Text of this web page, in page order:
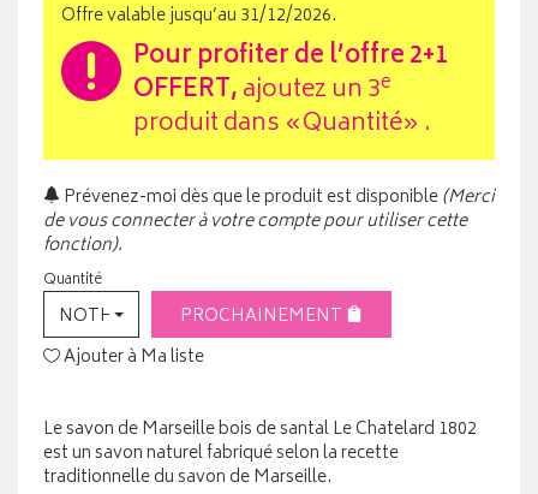
Offre valable jusqu’au 31/12/2026.
Pour profiter de l’offre2+1
OFFERT,ajoutez un 3e
produit dans «Quantité» .
Prévenez-moi dès que le produit est disponible(Merci
de vous connecter à votre compte pour utiliser cette
fonction).
Quantité
NOTHING SELECTEDPROCHAINEMENT
Ajouter à Ma liste
Le savon de Marseille bois de santal Le Chatelard 1802
est un savon naturel fabriqué selon la recette
traditionnelle du savon de Marseille.